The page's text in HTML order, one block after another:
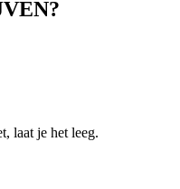
laat je het leeg.